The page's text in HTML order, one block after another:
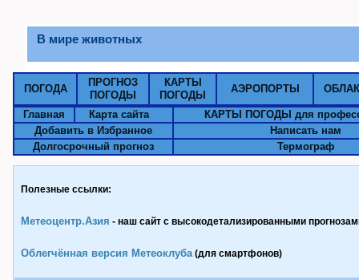
В мире животных
ПОГОДА
ПРОГНОЗ
ПОГОДЫ
КАРТЫ
ПОГОДЫ
АЭРОПОРТЫ
Главная Карта сайта
КАРТЫ ПОГОДЫ для
Добавить в Избранное
Написать нам
Долгосрочный прогноз
Термограф
Полезные ссылки:
Метеоцентр.Азия - наш сайт с высокодетализированными
Облегчённая версия Метеоклуба(для смартфонов)